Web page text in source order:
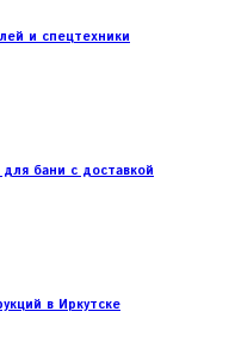
и спецтехники
бани с доставкой
в Иркутске